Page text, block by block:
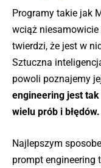
Programy takie jak
wciąż
twierdzi, że jest w
Sztuczna
powoli poznajemy
engineering jest
wielu prób i błędów.
Najlepszym
prompt engineering